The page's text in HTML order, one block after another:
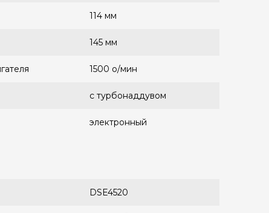
114 мм
145 мм
1500 о/мин
с турбонаддувом
электронный
DSE4520